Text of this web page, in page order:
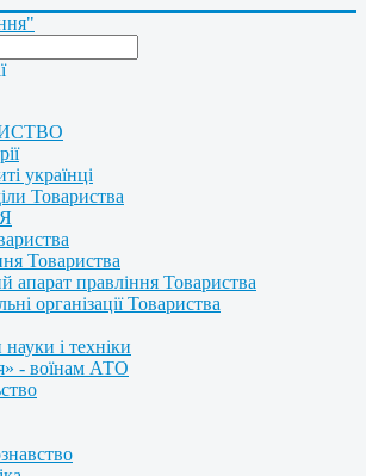
українці
Товариства
Товариства
апарат правління Товариства
організації Товариства
і техніки
- воїнам АТО